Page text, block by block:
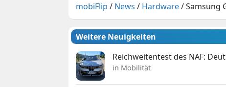
mobiFlip / News / Hardware/Samsung
Weitere Neuigkeiten
Reichweitentest des NAF:
in Mobilität